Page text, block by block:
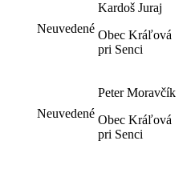
Neuvedené
Kardoš Juraj
Obec Kráľová
pri Senci
Neuvedené
Peter Moravčík
Obec Kráľová
pri Senci